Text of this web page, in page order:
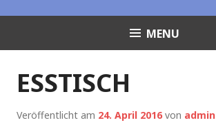
MENU
ESSTISCH
Veröffentlicht am 24. April 2016 von admin